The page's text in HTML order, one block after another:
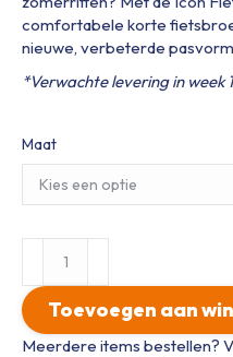
comfortabele korte
nieuwe, verbeterde
*Verwachte levering in week
Maat
Fietsbroek
2026
HEREN
aantal
Toevoegen aan
Meerdere items bestellen?